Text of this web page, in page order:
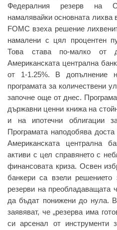
Федералния резерв на
намалявайки основната лихва
FOMC взеха решение
намалени с цял процентен
Това става по-малко от
Американската централна
от 1-1.25%. В допълнение
програмата за количествени
започне още от днес.
държавни ценни книжа на
и на ипотечни облигации
Програмата наподобява
Американската централна
активи с цел справянето с
финансовата криза. Освен
банкери са взели решението
резерви на преобладаващата
да бъдат понижени до нула.
заявяват, че „резерва има
си арсенал от инструменти